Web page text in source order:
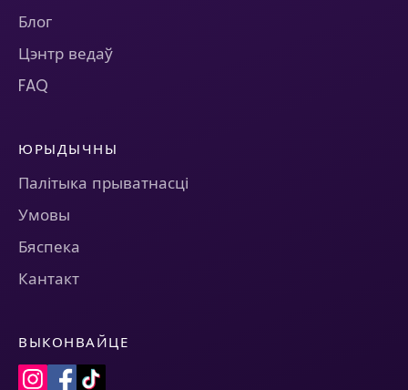
Блог
Цэнтр ведаў
FAQ
ЮРЫДЫЧНЫ
Палітыка прыватнасці
Умовы
Бяспека
Кантакт
ВЫКОНВАЙЦЕ